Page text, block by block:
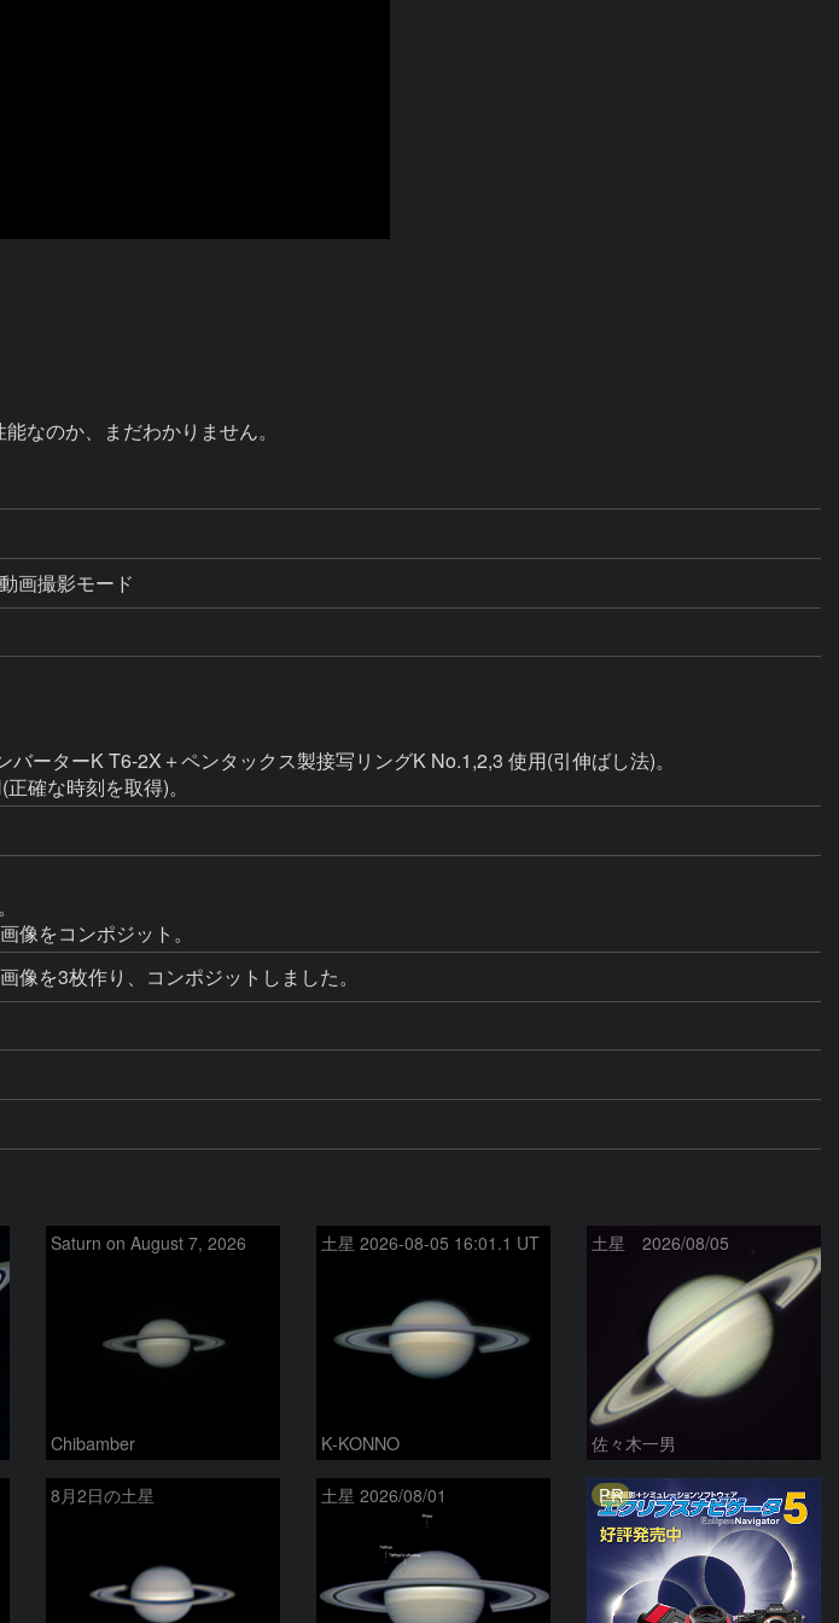
なのか、まだわかりません。
画撮影モード
ーターK T6-2X＋ペンタックス製接写リングK No.1,2,3 使用(引伸ばし法)。
確な時刻を取得)。
像をコンポジット。
を3枚作り、コンポジットしました。
Saturn on August 7, 2026
Chibamber
土星 2026-08-05 16:01.1 UT
K-KONNO
土星 2026/08/05
佐々木一男
8月2日の土星 土星 2026/08/01 PR